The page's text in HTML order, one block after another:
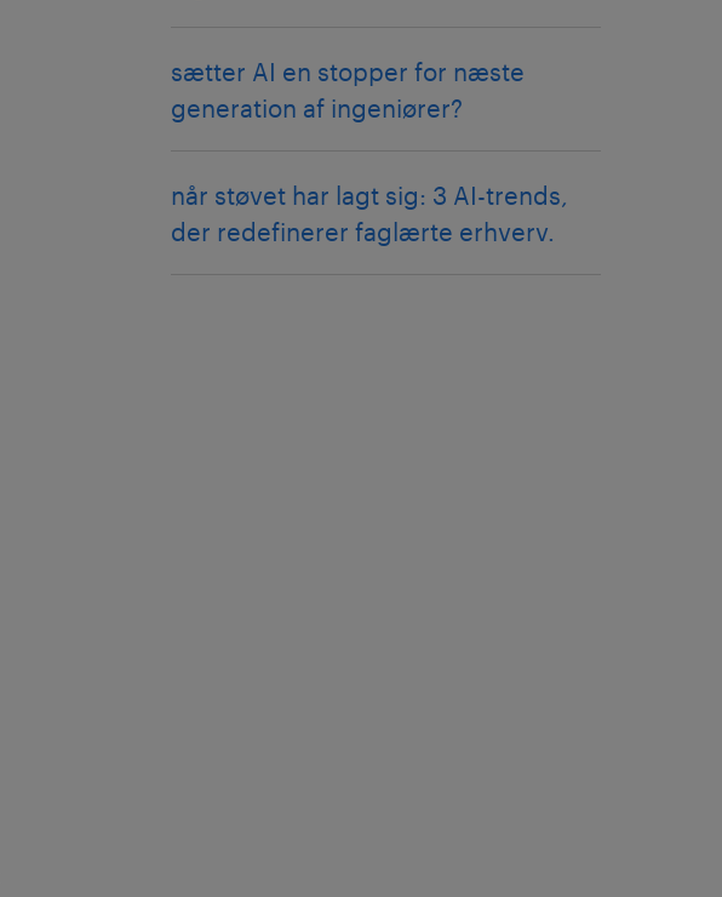
sætter AI en stopper for næste
generation af ingeniører?
når støvet har lagt sig: 3 AI-trends,
der redefinerer faglærte erhverv.